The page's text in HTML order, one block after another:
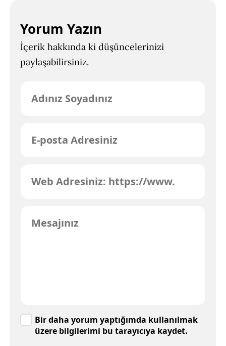
Yorum Yazın
İçerik hakkında ki düşüncelerinizi
paylaşabilirsiniz.
Bir daha yorum yaptığımda kullanılmak
üzere bilgilerimi bu tarayıcıya kaydet.